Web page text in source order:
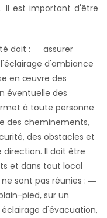
. Il est important d'être